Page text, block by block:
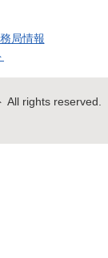
局情報
All rights reserved.